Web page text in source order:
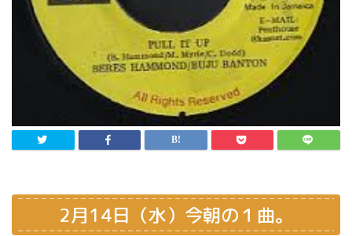
2月14日（水）今朝の１曲。